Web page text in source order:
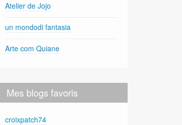
Atelier de Jojo
un mondodi fantasia
Arte com Quiane
Mes blogs favoris
croixpatch74